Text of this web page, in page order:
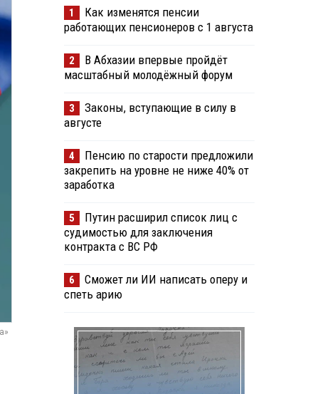
1
Как изменятся пенсии
работающих пенсионеров с 1 августа
2
В Абхазии впервые пройдёт
масштабный молодёжный форум
3
Законы, вступающие в силу в
августе
4
Пенсию по старости предложили
закрепить на уровне не ниже 40% от
заработка
5
Путин расширил список лиц с
судимостью для заключения
контракта с ВС РФ
6
Сможет ли ИИ написать оперу и
спеть арию